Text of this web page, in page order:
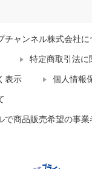
チャンネル株式会社に
特定商取引法に
表示 個人情報
で商品販売希望の事業